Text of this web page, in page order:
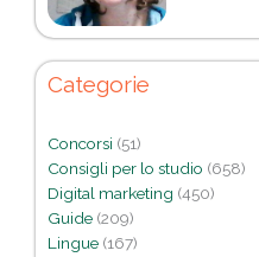
Categorie
Concorsi (51)
Consigli per lo studio (658)
Digital marketing (450)
Guide (209)
Lingue (167)